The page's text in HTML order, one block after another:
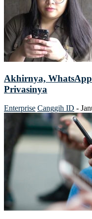
Akhirnya,
Privasinya
Enterprise Canggih ID -